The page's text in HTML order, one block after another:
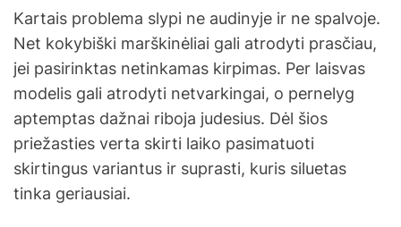
Kartais problema slypi ne audinyje ir ne spalvoje.
Net kokybiški marškinėliai gali atrodyti prasčiau,
jei pasirinktas netinkamas kirpimas. Per laisvas
modelis gali atrodyti netvarkingai, o pernelyg
aptemptas dažnai riboja judesius. Dėl šios
priežasties verta skirti laiko pasimatuoti
skirtingus variantus ir suprasti, kuris siluetas
tinka geriausiai.